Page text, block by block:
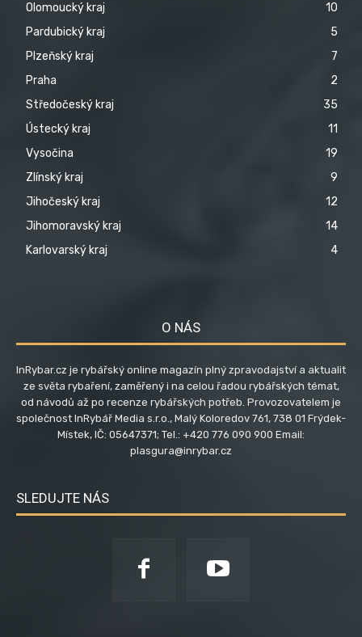
Olomoucký kraj
10
Pardubický kraj
5
Plzeňský kraj
7
Praha
2
Středočeský kraj
35
Ústecký kraj
11
Vysočina
19
Zlínský kraj
9
Jihočeský kraj
12
Jihomoravský kraj
14
Karlovarský kraj
4
O NÁS
InRybar.cz je rybářský online magazín plný zpravodajství a aktualit
ze světa rybaření, zaměřený i na celou řadou rybářských témat,
od návodů až po recenze rybářských potřeb. Provozovatelem je
společnost InRybář Media s.r.o., Malý Koloredov 761, 738 01 Frýdek-
Místek, IČ: 05647371; Tel.: +420 776 090 900 Email:
plasgura@inrybar.cz
SLEDUJTE NÁS